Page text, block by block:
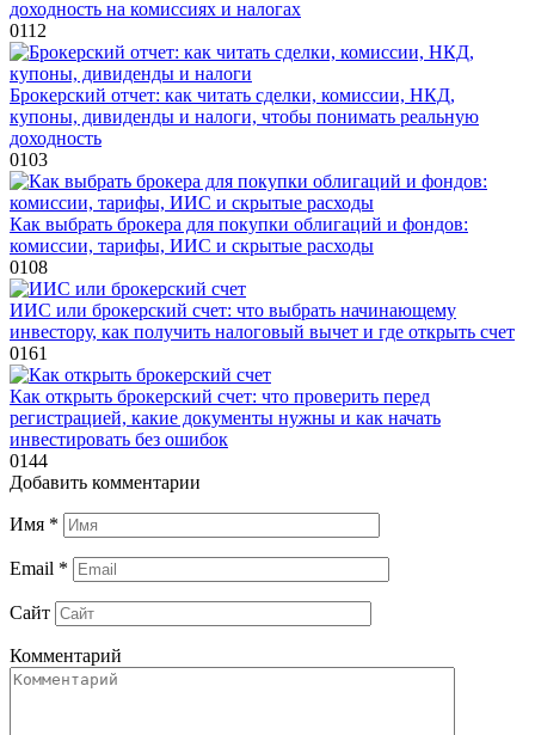
доходность на комиссиях и налогах
0112
Брокерский отчет: как читать сделки, комиссии, НКД,
купоны, дивиденды и налоги, чтобы понимать реальную
доходность
0103
Как выбрать брокера для покупки облигаций и фондов:
комиссии, тарифы, ИИС и скрытые расходы
0108
ИИС или брокерский счет: что выбрать начинающему
инвестору, как получить налоговый вычет и где открыть счет
0161
Как открыть брокерский счет: что проверить перед
регистрацией, какие документы нужны и как начать
инвестировать без ошибок
0144
Добавить комментарии
Имя *
Email *
Сайт
Комментарий